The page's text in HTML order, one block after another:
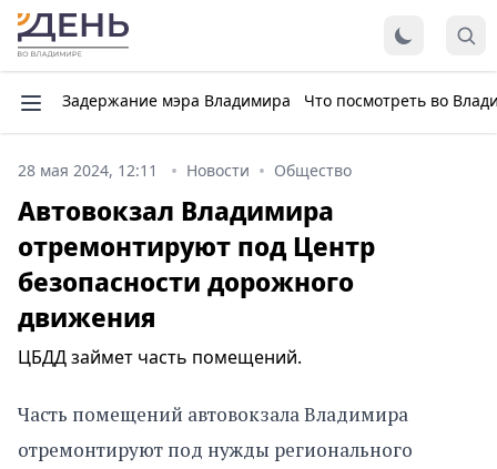
Задержание мэра Владимира Что посмотреть во
28 мая 2024, 12:11 Новости Общество
Автовокзал Владимира
отремонтируют под Центр
безопасности дорожного
движения
ЦБДД займет часть помещений.
Часть помещений автовокзала Владимира
отремонтируют под нужды регионального